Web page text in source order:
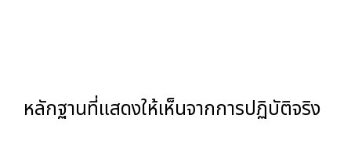
หลักฐานที่แสดงให้เห็นจากการปฏิบัติจริง